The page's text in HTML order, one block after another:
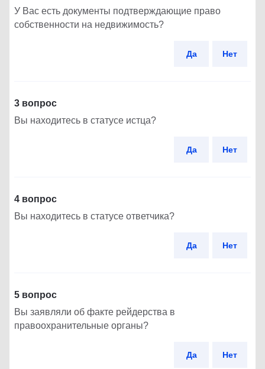
У Вас есть документы подтверждающие право
собственности на недвижимость?
Да Нет
3 вопрос
Вы находитесь в статусе истца?
Да Нет
4 вопрос
Вы находитесь в статусе ответчика?
Да Нет
5 вопрос
Вы заявляли об факте рейдерства в
правоохранительные органы?
Да Нет